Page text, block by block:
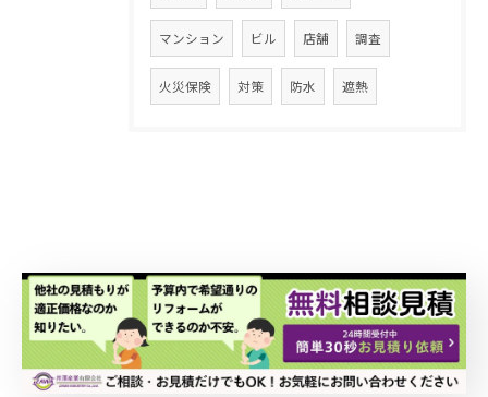
マンション ビル 店舗 調査
火災保険 対策 防水 遮熱